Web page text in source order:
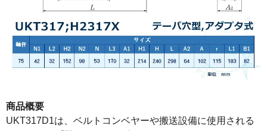
商品概要
UKT317D1は、ベルトコンベヤーや搬送設備に使用される